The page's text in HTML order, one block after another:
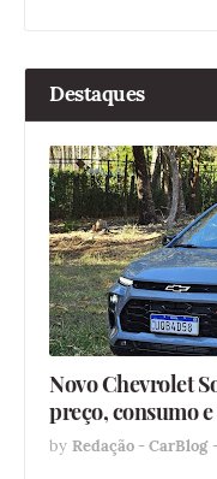
Destaques
Novo Chevrolet
preço, consumo
by Redação - CarBlog